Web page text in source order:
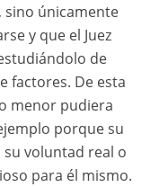
sino únicamente
y que el Juez
de
factores. De esta
menor pudiera
porque su
voluntad real o
para él mismo.